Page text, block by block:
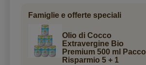
Famiglie e offerte speciali
Olio di Cocco
Extravergine Bio
Premium 500 ml Pacco
Risparmio 5 + 1